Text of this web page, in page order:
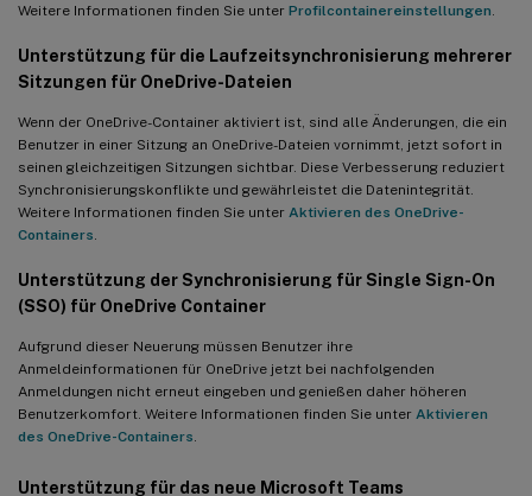
Weitere Informationen finden Sie unter Profilcontainereinstellungen
Unterstützung für die Laufzeitsynchronisierung mehrerer
Sitzungen für OneDrive-Dateien
Wenn der OneDrive-Container aktiviert ist, sind alle Änderungen, die ein
Benutzer in einer Sitzung an OneDrive-Dateien vornimmt, jetzt sofort in
seinen gleichzeitigen Sitzungen sichtbar. Diese Verbesserung reduziert
Synchronisierungskonflikte und gewährleistet die Datenintegrität.
Weitere Informationen finden Sie unter Aktivieren des OneDrive-
Containers
Unterstützung der Synchronisierung für Single Sign-On
(SSO) für OneDrive Container
Aufgrund dieser Neuerung müssen Benutzer ihre
Anmeldeinformationen für OneDrive jetzt bei nachfolgenden
Anmeldungen nicht erneut eingeben und genießen daher höheren
Benutzerkomfort. Weitere Informationen finden Sie unter Aktivieren
des OneDrive-Containers
Unterstützung für das neue Microsoft Teams